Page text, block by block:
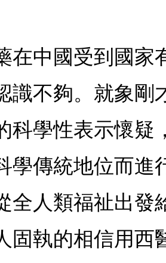
中國受到國家
識不夠。就象剛
科學性表示懷疑
學傳統地位而進
全人類福祉出發
固執的相信用西